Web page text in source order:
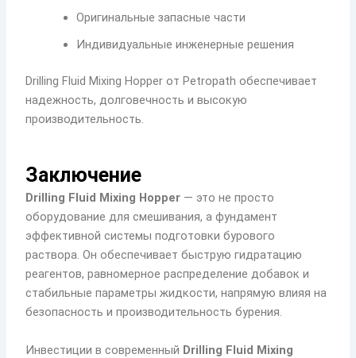
Оригинальные запасные части
Индивидуальные инженерные решения
Drilling Fluid Mixing Hopper от Petropath обеспечивает
надежность, долговечность и высокую
производительность.
Заключение
Drilling Fluid Mixing Hopper — это не просто
оборудование для смешивания, а фундамент
эффективной системы подготовки бурового
раствора. Он обеспечивает быструю гидратацию
реагентов, равномерное распределение добавок и
стабильные параметры жидкости, напрямую влияя на
безопасность и производительность бурения.
Инвестиции в современный Drilling Fluid Mixing